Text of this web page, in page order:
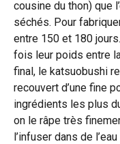
cousine du thon) que
séchés. Pour
entre 150 et 180
fois leur poids entre
final, le katsuobushi
recouvert d’une fine
ingrédients les plus
on le râpe très
l’infuser dans de